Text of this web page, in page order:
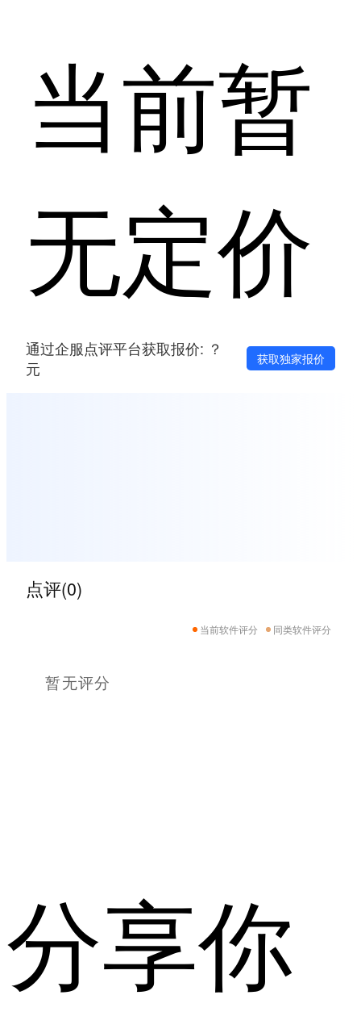
当前暂
无定价
通过企服点评平台获取报价: ？
元
获取独家报价
点评(0)
当前软件评分 同类软件评分
暂无评分
分享你